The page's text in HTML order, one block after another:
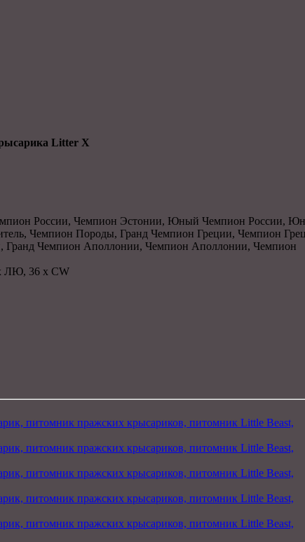
Litter Х
России, Чемпион Эстонии, Юный Чемпион России,
Чемпион Породы, Гранд Чемпион Греции, Чемпион
Чемпион Аполлонии, Чемпион Аполлонии, Чемпион
ЛЮ, 36 x CW